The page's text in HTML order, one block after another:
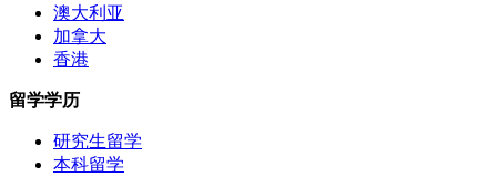
澳大利亚
加拿大
香港
留学学历
研究生留学
本科留学